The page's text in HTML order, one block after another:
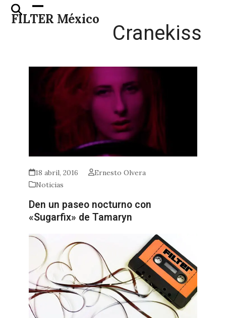
Skip
FILTER México
Open
mobile
Close
mobile
Cranekiss
18 abril, 2016
Ernesto Olvera
Noticias
Den un paseo nocturno con
«Sugarfix» de Tamaryn